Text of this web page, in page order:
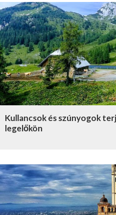
Kullancsok és szúnyogok
legelőkön